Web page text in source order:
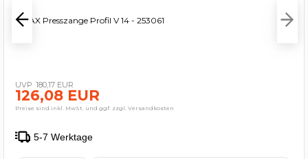
VIRAX Presszange Profil V 14 - 253061
180,17 EUR
126,08 EUR
Preise sind inkl. MwSt. und ggf. zzgl. Versandkosten
5-7 Werktage